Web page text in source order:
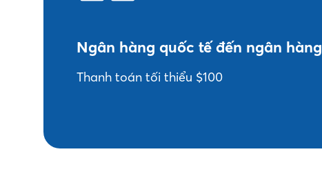
Ngân hàng quốc tế đến ngân hàng
Thanh toán tối thiểu $100